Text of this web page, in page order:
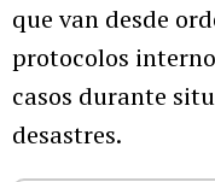
que van desde
protocolos
casos durante
desastres.